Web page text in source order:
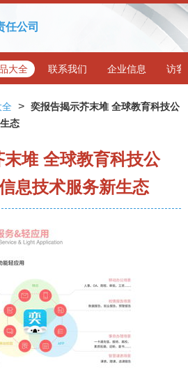
任公司
大全 联系我们 企业信息 访客
> 奕报告揭示芥末堆 全球教育科技公
态
堆 全球教育科技公
息技术服务新生态